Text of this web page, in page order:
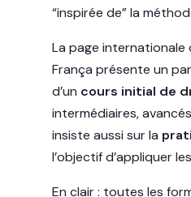
“inspirée de” la
La page internationale
França présente un
d’un cours initial de
intermédiaires,
insiste aussi sur la
l’objectif d’appliquer
En clair : toutes les